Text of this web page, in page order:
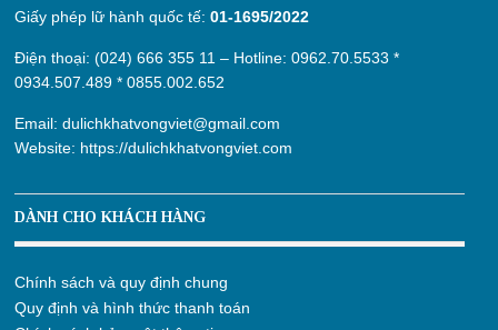
Giấy phép lữ hành quốc tế:01-1695/2022
Điện thoại: (024) 666 355 11 – Hotline:0962.70.5533 *
0934.507.489 *0855.002.652
Email:dulichkhatvongviet@gmail.com
Website: https://dulichkhatvongviet.com
DÀNH CHO KHÁCH HÀNG
Chính sách và quy định chung
Quy định và hình thức thanh toán